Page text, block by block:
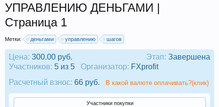
УПРАВЛЕНИЮ ДЕНЬГАМИ |
Страница 1
Метки: деньгами управлению шагов
Этап: Завершена
Цена: 300.00 руб.
Участников: 5 из 5 Организатор: FXprofit
Расчетный взнос: 66 руб. В какой валюте оплачивать?(клик)
Участники покупки